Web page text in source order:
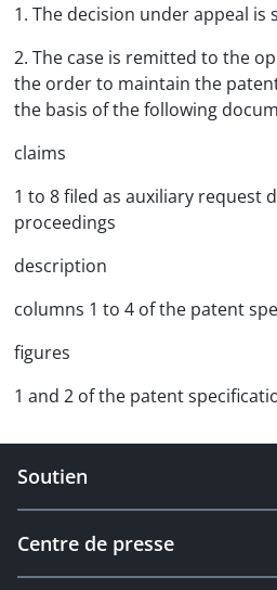
1. The decision under appeal is
2. The case is remitted to the
the order to maintain the
the basis of the following
claims
1 to 8 filed as auxiliary request
proceedings
description
columns 1 to 4 of the patent
figures
1 and 2 of the patent
Soutien
Centre de presse